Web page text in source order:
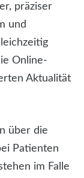
präziser
und
Online-
Aktualität
über die
Patienten
im Falle